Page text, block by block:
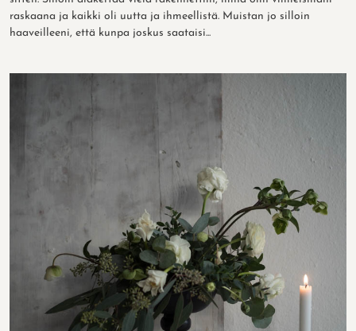
raskaana ja kaikki oli uutta ja ihmeellistä. Muistan jo silloin
haaveilleeni, että kunpa joskus saataisi...